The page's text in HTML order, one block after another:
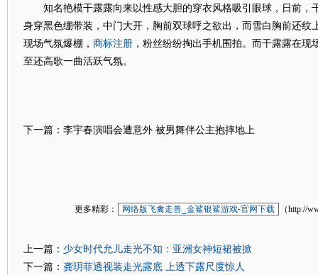
知名艳模干露露向来以性感大胆的穿衣风格吸引眼球，日前，
身穿黑色绷带装，中门大开，胸前双球呼之欲出，而雪白胸前还纹
现场气氛爆棚， 商标注册，粉丝纷纷掏出手机围拍。而干露露在现
至还高歌一曲活跃气氛。
下一篇：李宇春演唱会遭意外 被男舞伴公主抱摔地上
更多精彩： 网络版飞禽走兽_金鲨银鲨游戏-官网下载 （http://
上一篇： 少女时代允儿走光不知：亚洲女神短裙被掀
下一篇： 龚玥菲透视装走光露底 上透下露尺度惊人